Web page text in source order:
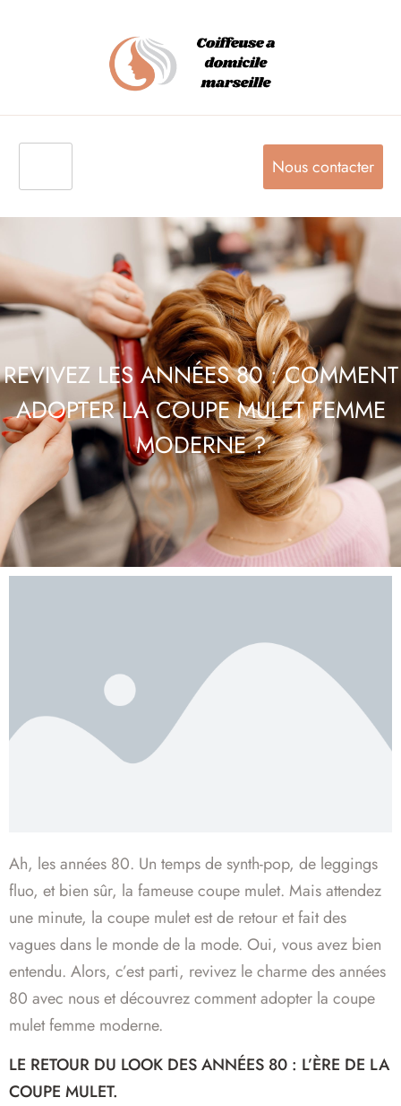
Nous contacter
REVIVEZ LES ANNÉES 80 : COMMENT
ADOPTER LA COUPE MULET FEMME
MODERNE ?
Ah, les années 80. Un temps de synth-pop, de leggings
fluo, et bien sûr, la fameuse coupe mulet. Mais attendez
une minute, la coupe mulet est de retour et fait des
vagues dans le monde de la mode. Oui, vous avez bien
entendu. Alors, c’est parti, revivez le charme des années
80 avec nous et découvrez comment adopter la coupe
mulet femme moderne.
LE RETOUR DU LOOK DES ANNÉES 80 : L’ÈRE DE LA
COUPE MULET.